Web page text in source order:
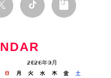
2026年9月
日 月 火 水 木 金
土